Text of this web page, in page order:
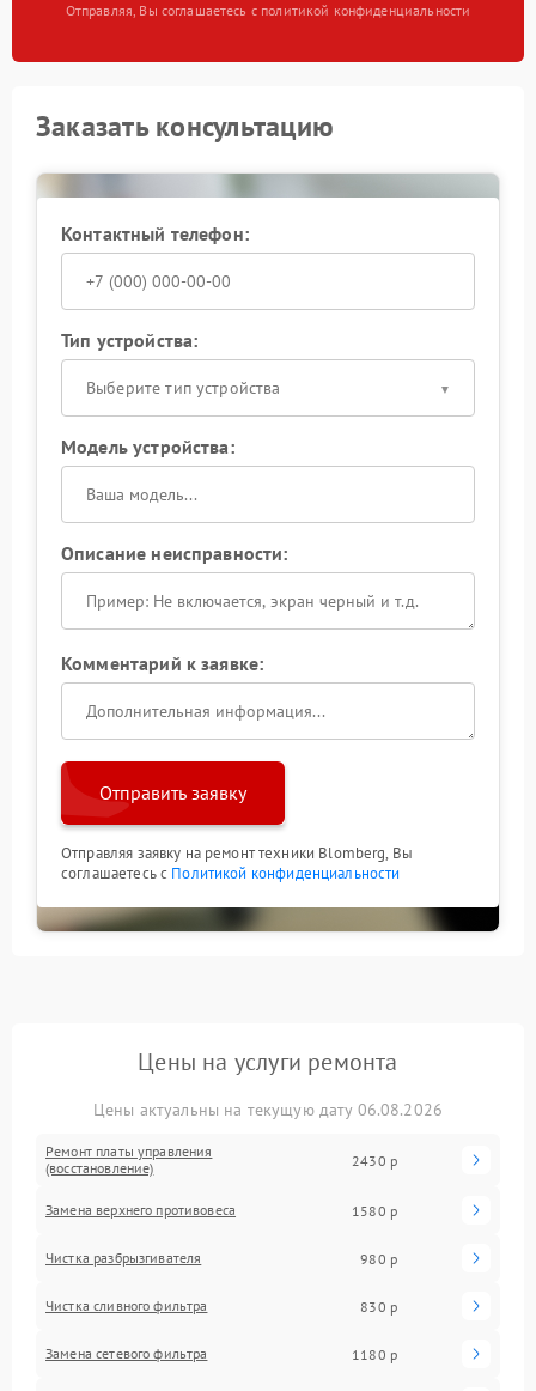
Отправляя, Вы соглашаетесь с политикой конфиденциальности
Заказать консультацию
Контактный телефон:
Тип устройства:
Выберите тип устройства
Модель устройства:
Описание неисправности:
Комментарий к заявке:
Отправить заявку
Отправляя заявку на ремонт техники Blomberg, Вы
соглашаетесь с Политикой конфиденциальности
Цены на услуги ремонта
Цены актуальны на текущую дату 06.08.2026
Ремонт платы управления
(восстановление)
2430 р
Замена верхнего противовеса 1580 р
Чистка разбрызгивателя 980 р
Чистка сливного фильтра 830 р
Замена сетевого фильтра 1180 р